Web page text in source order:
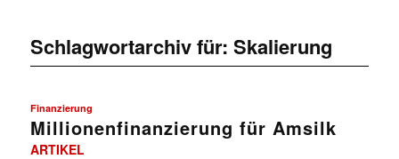
Schlagwortarchiv für: Skalierung
Finanzierung
Millionenfinanzierung für Amsilk
ARTIKEL